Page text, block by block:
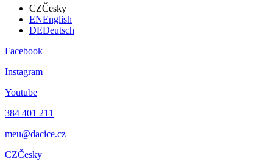
CZČesky
ENEnglish
DEDeutsch
Facebook
Instagram
Youtube
384 401 211
meu@dacice.cz
CZČesky